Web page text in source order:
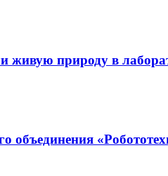
живую природу в
объединения